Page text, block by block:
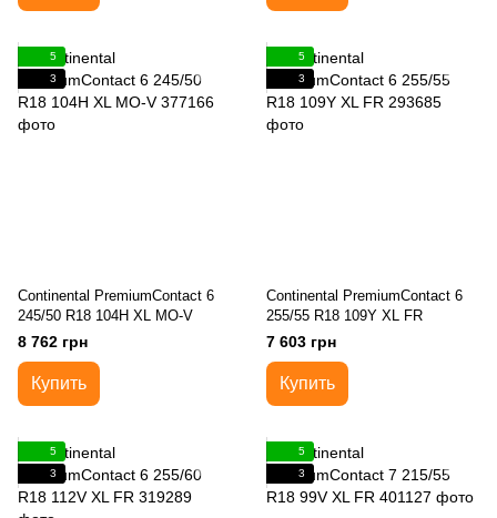
5
3
Continental PremiumContact 6
245/50 R18 104H XL MO-V
8 762 грн
Купить
5
3
Continental PremiumContact 6
255/55 R18 109Y XL FR
7 603 грн
Купить
5
3
5
3